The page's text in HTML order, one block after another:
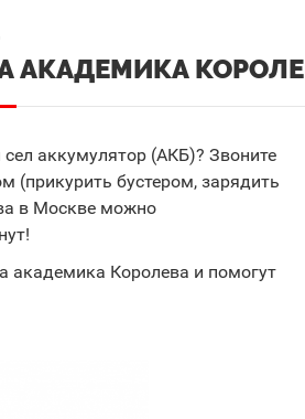
АКАДЕМИКА
аккумулятор (АКБ)? Звоните
(прикурить бустером, зарядить
в Москве можно
академика Королева и помогут